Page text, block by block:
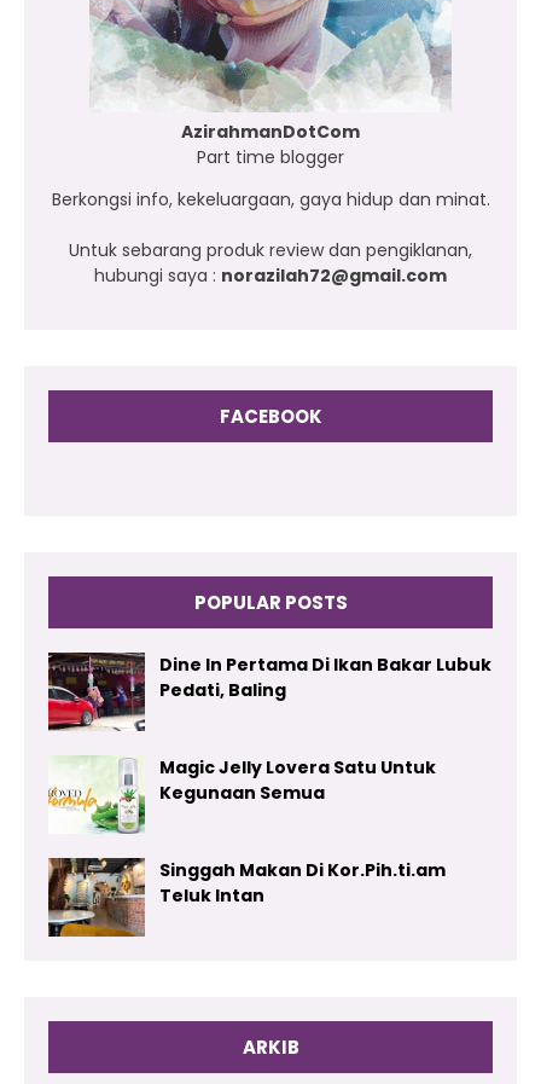
AzirahmanDotCom
Part time blogger
Berkongsi info, kekeluargaan, gaya hidup dan minat.
Untuk sebarang produk review dan pengiklanan,
hubungi saya : norazilah72@gmail.com
FACEBOOK
POPULAR POSTS
Dine In Pertama Di Ikan Bakar Lubuk
Pedati, Baling
Magic Jelly Lovera Satu Untuk
Kegunaan Semua
Singgah Makan Di Kor.Pih.ti.am
Teluk Intan
ARKIB